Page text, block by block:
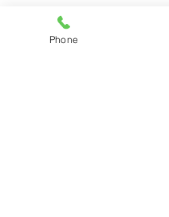
activiteenfant
Activité pour s'amuser
Phone